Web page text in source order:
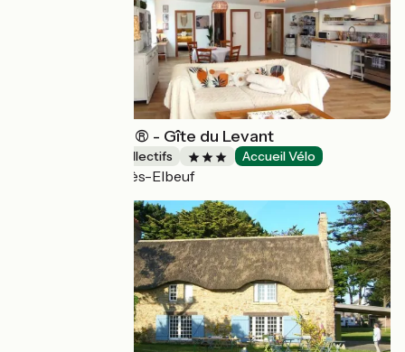
Gîtes de France® - Gîte du Levant
Hébergements collectifs Accueil Vélo
Saint-Pierre-lès-Elbeuf